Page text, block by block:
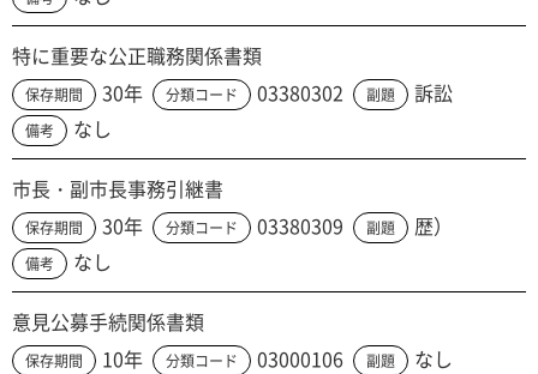
特に重要な公正職務関係書類
保存期間 30年 分類コード 03380302 副題 訴訟
備考 なし
市長・副市長事務引継書
保存期間 30年 分類コード 03380309 副題 歴）
備考 なし
意見公募手続関係書類
保存期間 10年 分類コード 03000106 副題 なし